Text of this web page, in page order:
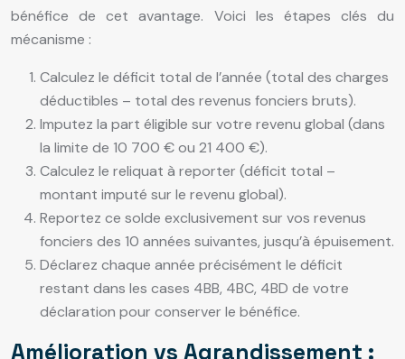
bénéfice de cet avantage. Voici les étapes clés du
mécanisme :
Calculez le déficit total de l’année (total des charges
déductibles – total des revenus fonciers bruts).
Imputez la part éligible sur votre revenu global (dans
la limite de 10 700 € ou 21 400 €).
Calculez le reliquat à reporter (déficit total –
montant imputé sur le revenu global).
Reportez ce solde exclusivement sur vos revenus
fonciers des 10 années suivantes, jusqu’à épuisement.
Déclarez chaque année précisément le déficit
restant dans les cases 4BB, 4BC, 4BD de votre
déclaration pour conserver le bénéfice.
Amélioration vs Agrandissement :